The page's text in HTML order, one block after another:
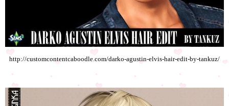
http://customcontentcaboodle.com/darko-agustin-elvis-hair-edit-by-tankuz/